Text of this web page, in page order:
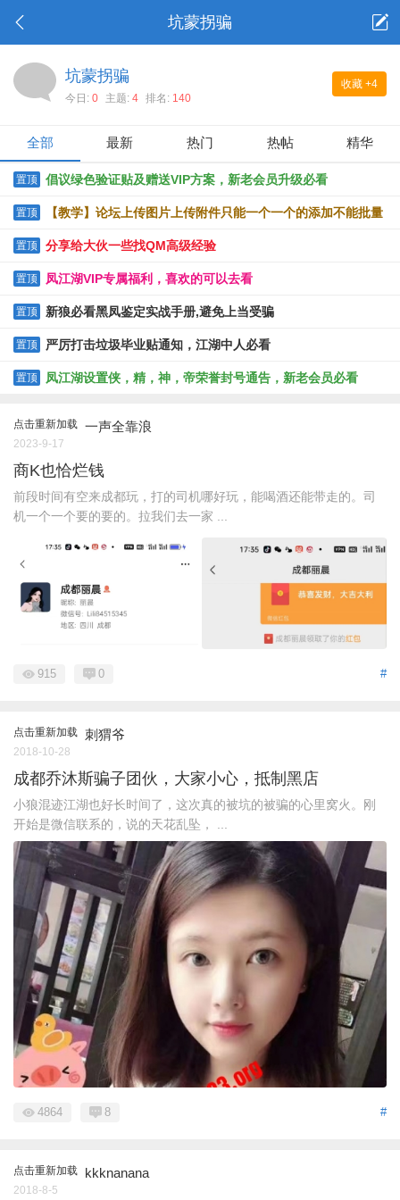
坑蒙拐骗
收藏 +4
坑蒙拐骗
今日: 0 主题: 4 排名: 140
全部 最新 热门 热帖 精华
置顶 倡议绿色验证贴及赠送VIP方案，新老会员升级必看
置顶 【教学】论坛上传图片上传附件只能一个一个的添加不能批量
上传的解决办法
置顶 分享给大伙一些找QM高级经验
置顶 凤江湖VIP专属福利，喜欢的可以去看
置顶 新狼必看黑凤鉴定实战手册,避免上当受骗
置顶 严厉打击垃圾毕业贴通知，江湖中人必看
置顶 凤江湖设置侠，精，神，帝荣誉封号通告，新老会员必看
点击重新加载 一声全靠浪
2023-9-17
商K也恰烂钱
前段时间有空来成都玩，打的司机哪好玩，能喝酒还能带走的。司
机一个一个要的要的。拉我们去一家 ...
#
915 0
点击重新加载 刺猬爷
2018-10-28
成都乔沐斯骗子团伙，大家小心，抵制黑店
小狼混迹江湖也好长时间了，这次真的被坑的被骗的心里窝火。刚
开始是微信联系的，说的天花乱坠， ...
#
4864 8
点击重新加载 kkknanana
2018-8-5